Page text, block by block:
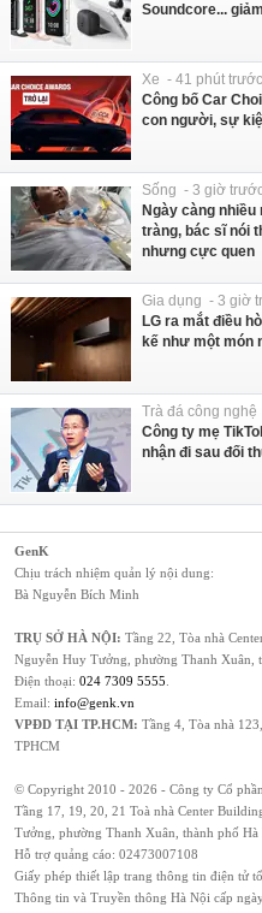
Soundcore...
Xe - 41 phút trước
Công bố Car
con người, sự
Sống - 3 giờ
Ngày càng
tràng, bác sĩ nói
nhưng cực quen
Gia dụng - 3 giờ
LG ra mắt điều
kế như một món
Trà đá công
Công ty mẹ
nhận đi sau đối
GenK
Chịu trách nhiệm quản lý nội dung:
Bà Nguyễn Bích Minh
TRỤ SỞ HÀ NỘI: Tầng 22, Tòa nhà
Nguyễn Huy Tưởng, phường Thanh Xuân,
Điện thoại: 024 7309 5555
Email: info@genk.vn
VPĐD TẠI TP.HCM: Tầng 4, Tòa nhà
TPHCM
© Copyright 2010 - 2026 - Công ty Cổ
Tầng 17, 19, 20, 21 Toà nhà Center
Tưởng, phường Thanh Xuân, thành phố Hà
Hỗ trợ quảng cáo: 02473007108
Giấy phép thiết lập trang thông tin điện tử
Thông tin và Truyền thông Hà Nội cấp